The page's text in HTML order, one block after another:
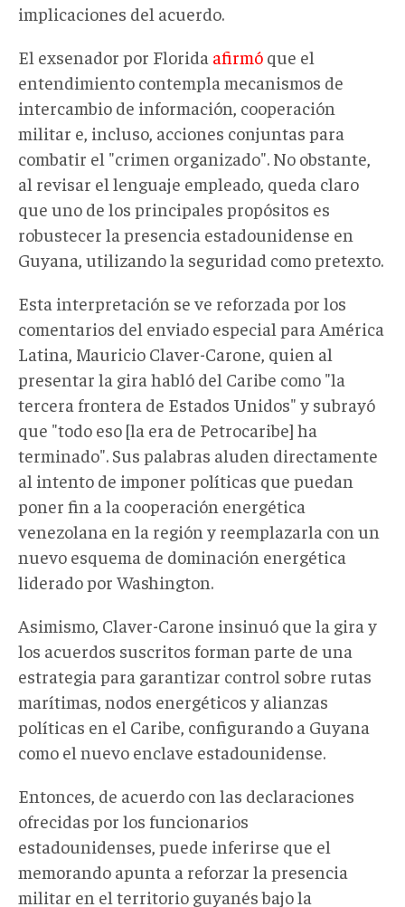
implicaciones del acuerdo.
El exsenador por Florida afirmó que el
entendimiento contempla mecanismos de
intercambio de información , cooperación
militar e, incluso, acciones conjuntas para
combatir el "crimen organizado". No obstante
al revisar el lenguaje empleado queda claro
que uno de los principales propósitos es
robustecer la presencia estadounidense en
Guyana, utilizando la seguridad como pretexto.
Esta interpretación se ve reforzada por los
comentarios del enviado especial para América
Latina, Mauricio Claver-Carone, quien al
presentar la gira habló del Caribe como "la
tercera frontera de Estados Unidos" y subrayó
que "todo eso [la era de Petrocaribe] ha
terminado". Sus palabras aluden directamente
al intento de imponer políticas que puedan
poner fin a la cooperación energética
venezolana en la región y reemplazarla con un
nuevo esquema de dominación energética
liderado por Washington.
Asimismo, Claver-Carone insinuó que la gira y
los acuerdos suscritos forman parte de una
estrategia para garantizar control sobre rutas
marítimas, nodos energéticos y alianzas
políticas en el Caribe, configurando a Guyana
como el nuevo enclave estadounidense.
Entonces, de acuerdo con las declaraciones
ofrecidas por los funcionarios
estadounidenses, puede inferirse que el
memorando apunta a reforzar la presencia
militar en el territorio guyanés bajo la